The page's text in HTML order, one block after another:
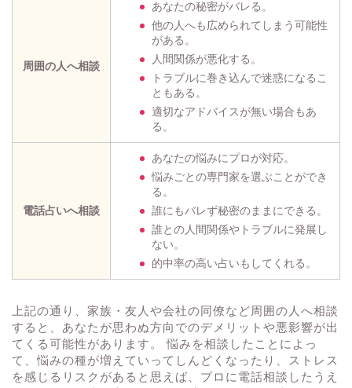
周囲の人へ相談
あなたの秘密がバレる。
他の人へも広められてしまう可能性
がある。
人間関係が悪化する。
トラブルに巻き込んで迷惑になるこ
ともある。
適切なアドバイスが無い場合もあ
る。
電話占いへ相談
あなたの悩みにプロが対応。
悩みごとの専門家を選ぶことができ
る。
誰にもバレず秘密のままにできる。
誰との人間関係やトラブルに発展し
ない。
的中率の高い占いもしてくれる。
上記の通り、家族・友人や会社の同僚など周囲の人へ相談
すると、あなたが思わぬ方向でのデメリットや悪影響が出
てくる可能性があります。 悩みを相談したことによっ
て、悩みの種が増えていってしんどくなったり、ストレス
を感じるリスクがあると思えば、プロに電話相談したうえ